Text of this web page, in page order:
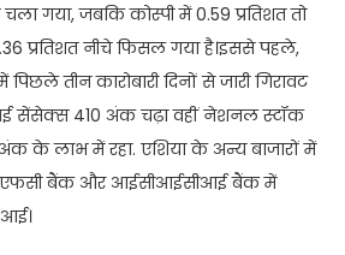
गया, जबकि कोस्पी में 0.59 प्रतिशत तो
प्रतिशत नीचे फिसल गया है।इससे पहले,
तीन कारोबारी दिनों से जारी गिरावट
सेंसेक्स 410 अंक चढ़ा वहीं नेशनल स्टॉक
के लाभ में रहा. एशिया के अन्य बाजारों में
बैंक और आईसीआईसीआई बैंक में